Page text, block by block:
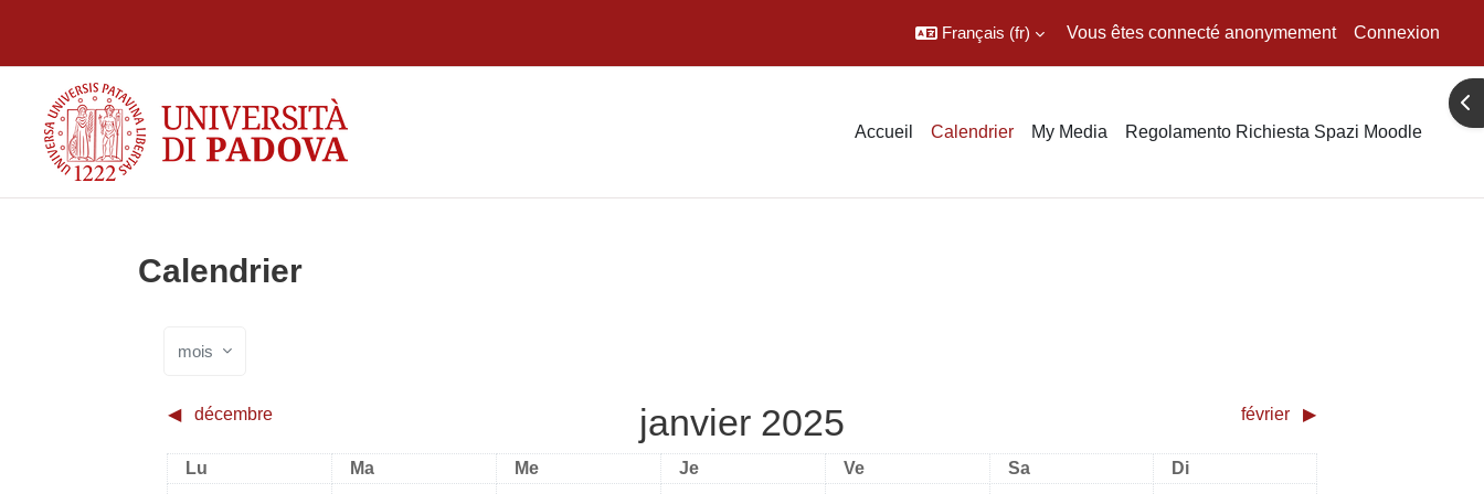
Français ‎(fr)‎ Vous êtes connecté anonymement Connexion
Accueil Calendrier My Media Regolamento Richiesta Spazi Moodle
Calendrier
mois
◀︎ décembre janvier 2025 février ▶︎
Lundi
Lu Mardi
Ma Mercredi
Me Jeudi
Je Vendredi
Ve Samedi
Sa Dimanche
Di